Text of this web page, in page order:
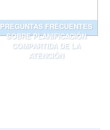
PREGUNTAS FRECUENTES
SOBRE PLANIFICACIÓN
COMPARTIDA DE LA
ATENCIÓN